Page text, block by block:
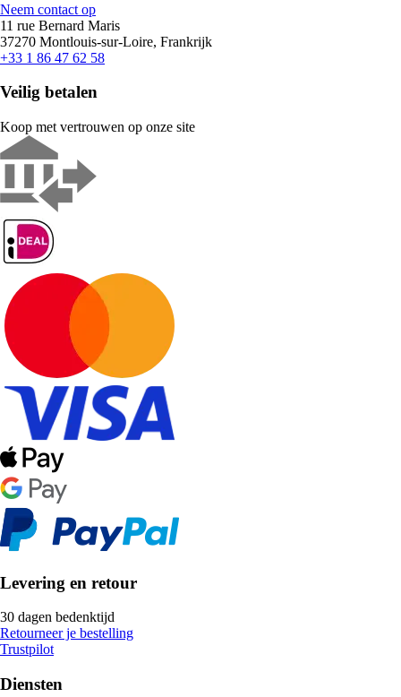
Neem contact op
11 rue Bernard Maris
37270 Montlouis-sur-Loire, Frankrijk
+33 1 86 47 62 58
Veilig betalen
Koop met vertrouwen op onze site
Levering en retour
30 dagen bedenktijd
Retourneer je bestelling
Trustpilot
Diensten